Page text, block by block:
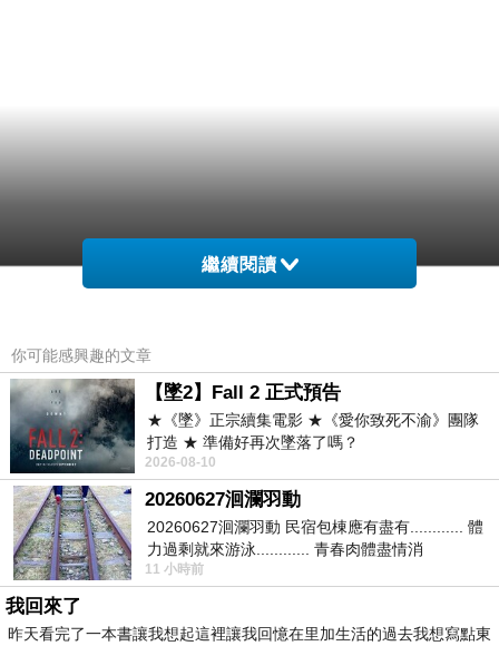
繼續閱讀
你可能感興趣的文章
【墜2】Fall 2 正式預告
★《墜》正宗續集電影 ★《愛你致死不渝》團隊
打造 ★ 準備好再次墜落了嗎？
2026-08-10
20260627洄瀾羽動
20260627洄瀾羽動 民宿包棟應有盡有............ 體
力過剩就來游泳............ 青春肉體盡情消
磨............ 晚餐不必
11 小時前
我回來了
昨天看完了一本書讓我想起這裡讓我回憶在里加生活的過去我想寫點東